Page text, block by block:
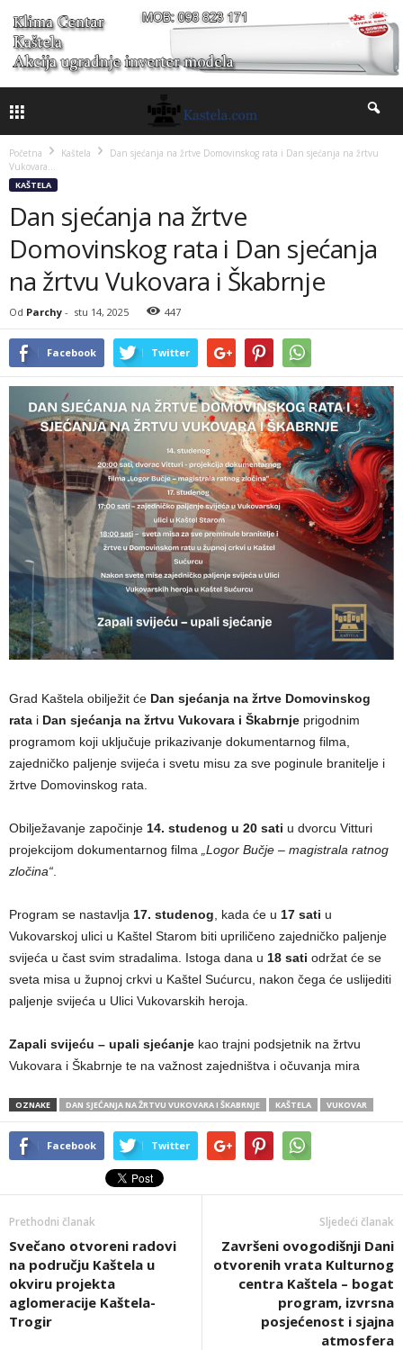
Početna Kaštela
Dan sjećanja na žrtve Domovinskog rata i Dan sjećanja na žrtvu
Vukovara...
KAŠTELA
Dan sjećanja na žrtve
Domovinskog rata i Dan sjećanja
na žrtvu Vukovara i Škabrnje
Od Parchy - stu 14, 2025 447
Facebook Twitter
Grad Kaštela obilježit će Dan sjećanja na žrtve Domovinskog
rata i Dan sjećanja na žrtvu Vukovara i Škabrnje prigodnim
programom koji uključuje prikazivanje dokumentarnog filma,
zajedničko paljenje svijeća i svetu misu za sve poginule branitelje i
žrtve Domovinskog rata.
Obilježavanje započinje 14. studenog u 20 sati u dvorcu Vitturi
projekcijom dokumentarnog filma
„Logor Bučje – magistrala ratnog
zločina“
Program se nastavlja 17. studenog , kada će u 17 sati u
Vukovarskoj ulici u Kaštel Starom biti upriličeno zajedničko paljenje
svijeća u čast svim stradalima. Istoga dana u 18 sati održat će se
sveta misa u župnoj crkvi u Kaštel Sućurcu, nakon čega će uslijediti
paljenje svijeća u Ulici Vukovarskih heroja.
Zapali svijeću – upali sjećanje kao trajni podsjetnik na žrtvu
Vukovara i Škabrnje te na važnost zajedništva i očuvanja mira
OZNAKE DAN SJEĆANJA NA ŽRTVU VUKOVARA I ŠKABRNJE KAŠTELA VUKOVAR
Facebook Twitter
Prethodni članak
Svečano otvoreni radovi
na području Kaštela u
okviru projekta
aglomeracije Kaštela-
Trogir
Sljedeći članak
Završeni ovogodišnji Dani
otvorenih vrata Kulturnog
centra Kaštela – bogat
program, izvrsna
posjećenost i sjajna
atmosfera